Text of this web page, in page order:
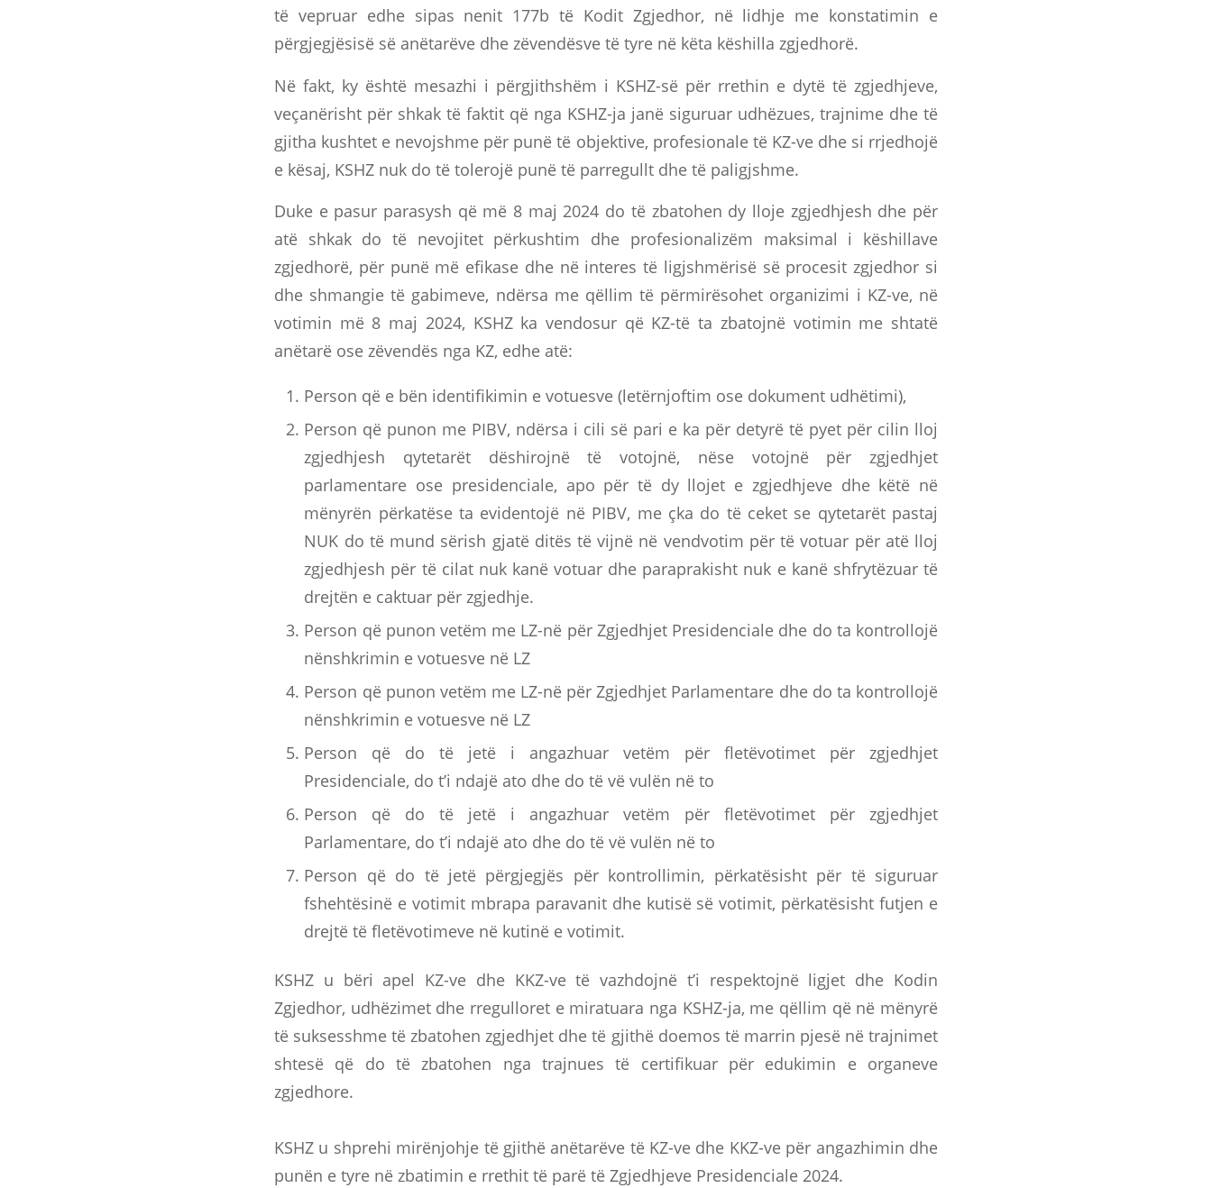
të vepruar edhe sipas nenit 177b të Kodit Zgjedhor, në lidhje me konstatimin e
përgjegjësisë së anëtarëve dhe zëvendësve të tyre në këta këshilla zgjedhorë.
Në fakt, ky është mesazhi i përgjithshëm i KSHZ-së për rrethin e dytë të zgjedhjeve,
veçanërisht për shkak të faktit që nga KSHZ-ja janë siguruar udhëzues, trajnime dhe të
gjitha kushtet e nevojshme për punë të objektive, profesionale të KZ-ve dhe si rrjedhojë
e kësaj, KSHZ nuk do të tolerojë punë të parregullt dhe të paligjshme.
Duke e pasur parasysh që më 8 maj 2024 do të zbatohen dy lloje zgjedhjesh dhe për
atë shkak do të nevojitet përkushtim dhe profesionalizëm maksimal i këshillave
zgjedhorë, për punë më efikase dhe në interes të ligjshmërisë së procesit zgjedhor si
dhe shmangie të gabimeve, ndërsa me qëllim të përmirësohet organizimi i KZ-ve, në
votimin më 8 maj 2024, KSHZ ka vendosur që KZ-të ta zbatojnë votimin me shtatë
anëtarë ose zëvendës nga KZ, edhe atë:
Person që e bën identifikimin e votuesve (letërnjoftim ose dokument udhëtimi),
Person që punon me PIBV, ndërsa i cili së pari e ka për detyrë të pyet për cilin lloj
zgjedhjesh qytetarët dëshirojnë të votojnë, nëse votojnë për zgjedhjet
parlamentare ose presidenciale, apo për të dy llojet e zgjedhjeve dhe këtë në
mënyrën përkatëse ta evidentojë në PIBV, me çka do të ceket se qytetarët pastaj
NUK do të mund sërish gjatë ditës të vijnë në vendvotim për të votuar për atë lloj
zgjedhjesh për të cilat nuk kanë votuar dhe paraprakisht nuk e kanë shfrytëzuar të
drejtën e caktuar për zgjedhje.
Person që punon vetëm me LZ-në për Zgjedhjet Presidenciale dhe do ta kontrollojë
nënshkrimin e votuesve në LZ
Person që punon vetëm me LZ-në për Zgjedhjet Parlamentare dhe do ta kontrollojë
nënshkrimin e votuesve në LZ
Person që do të jetë i angazhuar vetëm për fletëvotimet për zgjedhjet
Presidenciale, do t’i ndajë ato dhe do të vë vulën në to
Person që do të jetë i angazhuar vetëm për fletëvotimet për zgjedhjet
Parlamentare, do t’i ndajë ato dhe do të vë vulën në to
Person që do të jetë përgjegjës për kontrollimin, përkatësisht për të siguruar
fshehtësinë e votimit mbrapa paravanit dhe kutisë së votimit, përkatësisht futjen e
drejtë të fletëvotimeve në kutinë e votimit.
KSHZ u bëri apel KZ-ve dhe KKZ-ve të vazhdojnë t’i respektojnë ligjet dhe Kodin
Zgjedhor, udhëzimet dhe rregulloret e miratuara nga KSHZ-ja, me qëllim që në mënyrë
të suksesshme të zbatohen zgjedhjet dhe të gjithë doemos të marrin pjesë në trajnimet
shtesë që do të zbatohen nga trajnues të certifikuar për edukimin e organeve
zgjedhore.
KSHZ u shprehi mirënjohje të gjithë anëtarëve të KZ-ve dhe KKZ-ve për angazhimin dhe
punën e tyre në zbatimin e rrethit të parë të Zgjedhjeve Presidenciale 2024.